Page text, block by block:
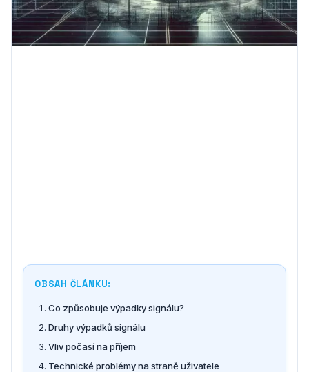
OBSAH ČLÁNKU:
Co způsobuje výpadky signálu?
Druhy výpadků signálu
Vliv počasí na příjem
Technické problémy na straně uživatele